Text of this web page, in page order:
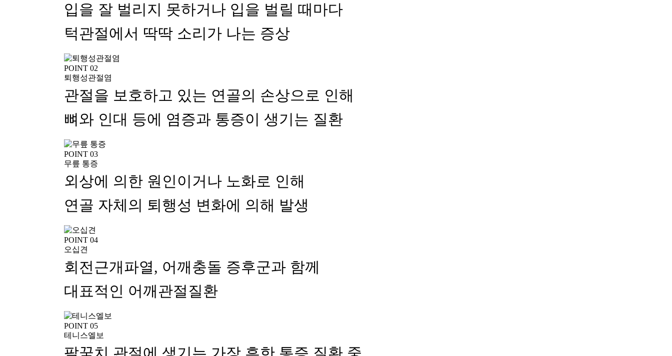
입을 잘 벌리지 못하거나 입을 벌릴 때마다
턱관절에서 딱딱 소리가 나는 증상
POINT 02
퇴행성관절염
관절을 보호하고 있는 연골의 손상으로 인해
뼈와 인대 등에 염증과 통증이 생기는 질환
POINT 03
무릎 통증
외상에 의한 원인이거나 노화로 인해
연골 자체의 퇴행성 변화에 의해 발생
POINT 04
오십견
회전근개파열, 어깨충돌 증후군과 함께
대표적인 어깨관절질환
POINT 05
테니스엘보